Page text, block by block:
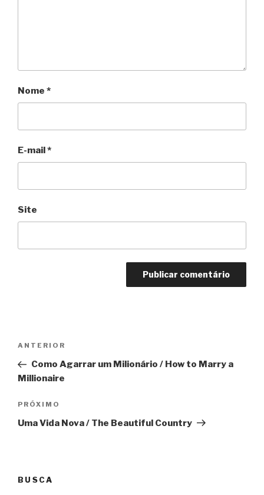
Nome *
E-mail *
Site
Post
Anterior
ANTERIOR
Como Agarrar um Milionário / How to Marry a
Millionaire
Próximo
PRÓXIMO
Uma Vida Nova / The Beautiful Country
BUSCA